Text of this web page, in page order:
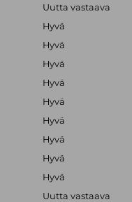
Uutta vastaava
Hyvä
Hyvä
Hyvä
Hyvä
Hyvä
Hyvä
Hyvä
Hyvä
Hyvä
Uutta vastaava